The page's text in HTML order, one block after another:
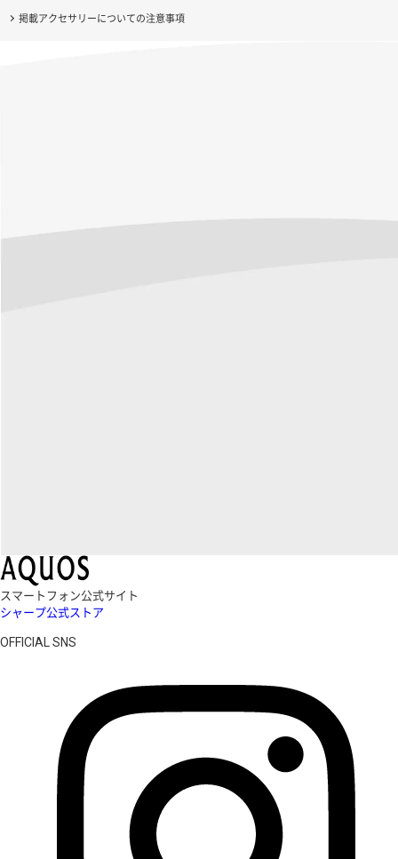
掲載アクセサリーについての注意事項
スマートフォン公式サイト
シャープ公式ストア
OFFICIAL SNS